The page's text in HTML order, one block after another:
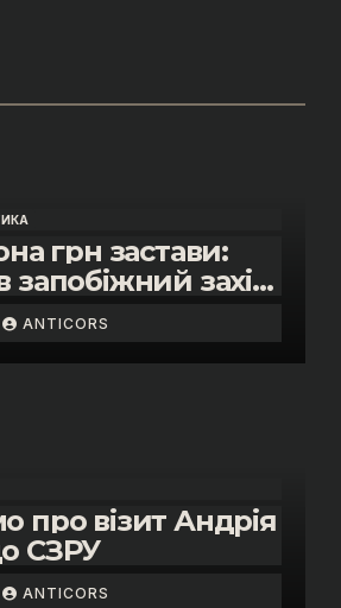
грн застави:
запобіжний захід
нардепки Анни
у справі про
підкуп»
ANTICORS
про візит Андрія
СЗРУ
ANTICORS